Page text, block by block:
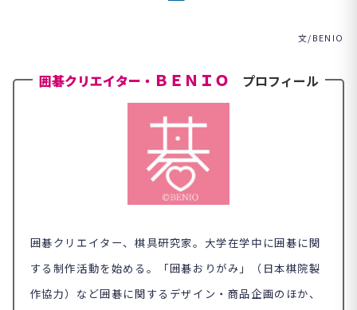
文/BENIO
囲碁クリエイター・ ＢＥＮＩＯ プロフィール
囲碁クリエイター、棋具研究家。大学在学中に囲碁に関
する制作活動を始める。「囲碁おりがみ」（日本棋院製
作協力）など囲碁に関するデザイン・商品企画のほか、